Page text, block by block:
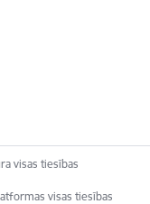
visas tiesības
visas tiesības